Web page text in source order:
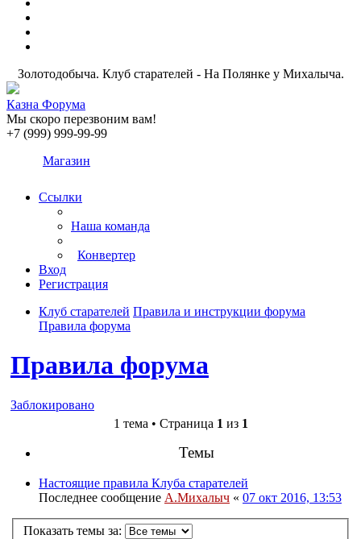
Золотодобыча. Клуб старателей - На Полянке у Михалыча.
Казна Форума
Мы скоро перезвоним вам!
+7 (999) 999-99-99
Магазин
Ссылки
Наша команда
Конвертер
Вход
Регистрация
Клуб старателей Правила и инструкции форума
Правила форума
Правила форума
Заблокировано
1 тема • Страница 1 из 1
Темы
Настоящие правила Клуба старателей
Последнее сообщение А.Михалыч « 07 окт 2016, 13:53
Показать темы за: